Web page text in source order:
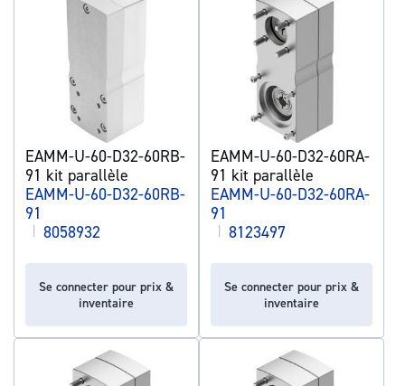
EAMM-U-60-D32-60RB-
91 kit parallèle
EAMM-U-60-D32-60RB-
91
| 8058932
Se connecter pour prix &
inventaire
EAMM-U-60-D32-60RA-
91 kit parallèle
EAMM-U-60-D32-60RA-
91
| 8123497
Se connecter pour prix &
inventaire